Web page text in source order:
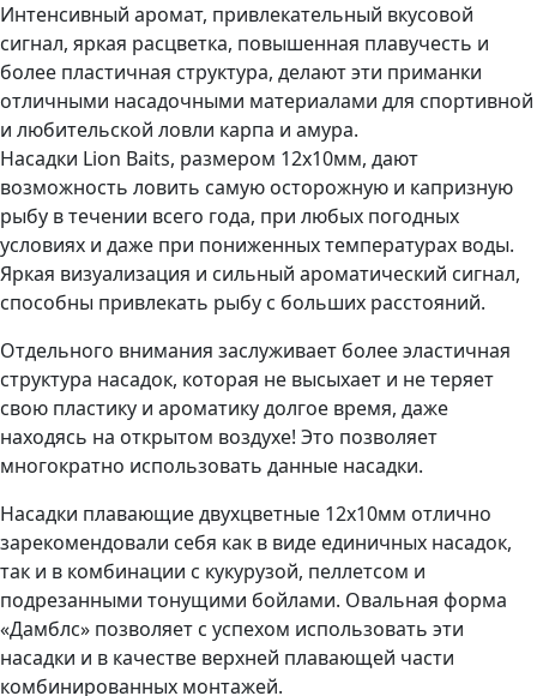
Интенсивный аромат, привлекательный вкусовой
сигнал, яркая расцветка, повышенная плавучесть и
более пластичная структура, делают эти приманки
отличными насадочными материалами для спортивной
и любительской ловли карпа и амура.
Насадки Lion Baits, размером 12х10мм, дают
возможность ловить самую осторожную и капризную
рыбу в течении всего года, при любых погодных
условиях и даже при пониженных температурах воды.
Яркая визуализация и сильный ароматический сигнал,
способны привлекать рыбу с больших расстояний.
Отдельного внимания заслуживает более эластичная
структура насадок, которая не высыхает и не теряет
свою пластику и ароматику долгое время, даже
находясь на открытом воздухе! Это позволяет
многократно использовать данные насадки.
Насадки плавающие двухцветные 12х10мм отлично
зарекомендовали себя как в виде единичных насадок,
так и в комбинации с кукурузой, пеллетсом и
подрезанными тонущими бойлами. Овальная форма
«Дамблс» позволяет с успехом использовать эти
насадки и в качестве верхней плавающей части
комбинированных монтажей.